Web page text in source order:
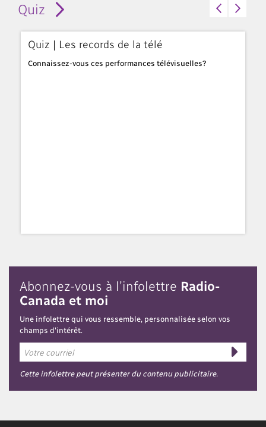
Quiz
Quiz | Les records de la télé
Connaissez-vous ces performances télévisuelles?
Abonnez-vous à l’infolettre Radio-
Canada et moi
Une infolettre qui vous ressemble, personnalisée selon vos
champs d'intérêt.
Cette infolettre peut présenter du contenu publicitaire.